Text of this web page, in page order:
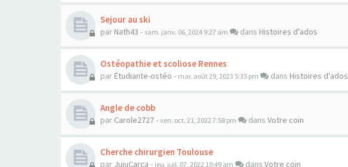
Sejour au ski
par Nath43 - sam. janv. 06, 2024 9:27 am dans Histoires d'ados
Ostéopathie et scoliose Rennes
par Étudiante-ostéo - mar. août 29, 2023 5:35 pm dans Histoires d'ados
Angle de cobb
par Carole2727- ven. oct. 21, 2022 7:58 pm dans Votre coin
Cherche chirurgien Toulouse
par JujuCarca - jeu. juil. 07, 2022 10:49 am dans Votre coin